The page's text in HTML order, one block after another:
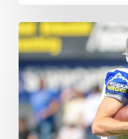
Hirschberger
verlängert
in
Pforzheim
und
sieht